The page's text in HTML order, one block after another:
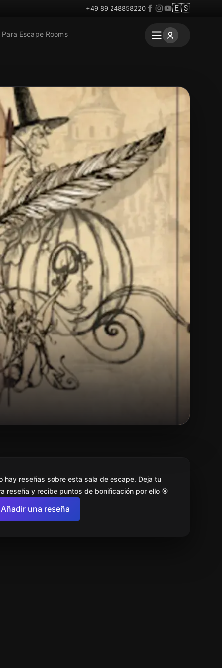
+49 89 248858220 🇪🇸
Para Escape Rooms
hay reseñas sobre esta sala de escape. Deja tu
reseña y recibe puntos de bonificación por ello 🎯
Añadir una reseña